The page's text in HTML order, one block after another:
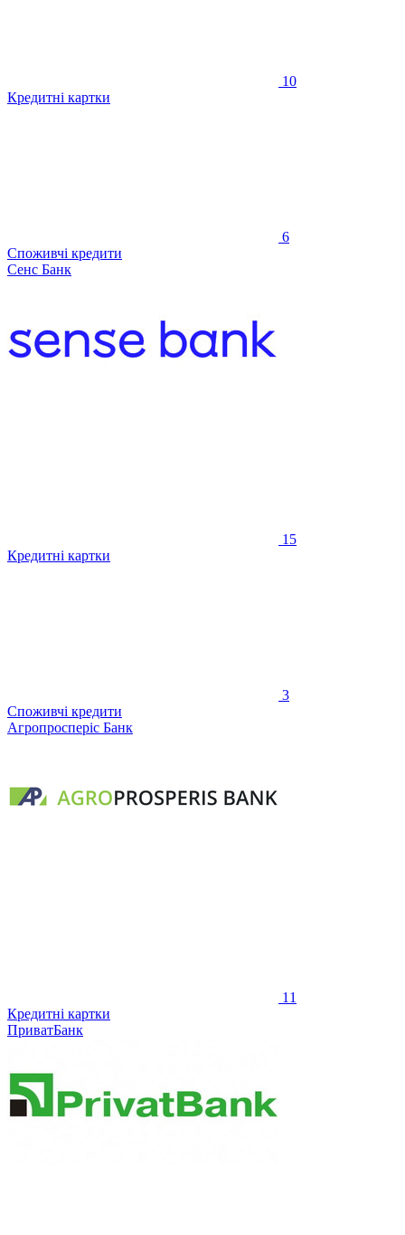
10
Кредитні картки
6
Споживчі кредити
Сенс Банк
15
Кредитні картки
3
Споживчі кредити
Агропросперіс Банк
11
Кредитні картки
ПриватБанк